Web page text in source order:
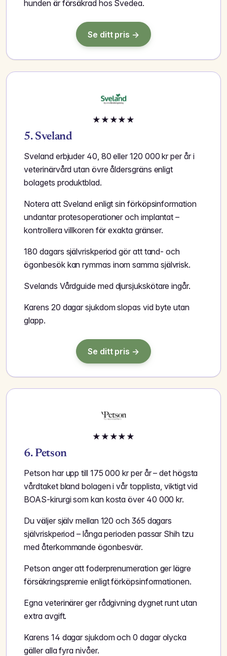
hunden är försäkrad hos Svedea.
Se ditt pris →
★ ★ ★★ ★
5. Sveland
Sveland erbjuder 40, 80 eller 120 000 kr per år i
veterinärvård utan övre åldersgräns enligt
bolagets produktblad.
Notera att Sveland enligt sin förköpsinformation
undantar protesoperationer och implantat –
kontrollera villkoren för exakta gränser.
180 dagars självriskperiod gör att tand- och
ögonbesök kan rymmas inom samma självrisk.
Svelands Vårdguide med djursjukskötare ingår.
Karens 20 dagar sjukdom slopas vid byte utan
glapp.
Se ditt pris →
★ ★ ★★ ★
6. Petson
Petson har upp till 175 000 kr per år – det högsta
vårdtaket bland bolagen i vår topplista, viktigt vid
BOAS-kirurgi som kan kosta över 40 000 kr.
Du väljer själv mellan 120 och 365 dagars
självriskperiod – långa perioden passar Shih tzu
med återkommande ögonbesvär.
Petson anger att foderprenumeration ger lägre
försäkringspremie enligt förköpsinformationen.
Egna veterinärer ger rådgivning dygnet runt utan
extra avgift.
Karens 14 dagar sjukdom och 0 dagar olycka
gäller alla fyra nivåer.